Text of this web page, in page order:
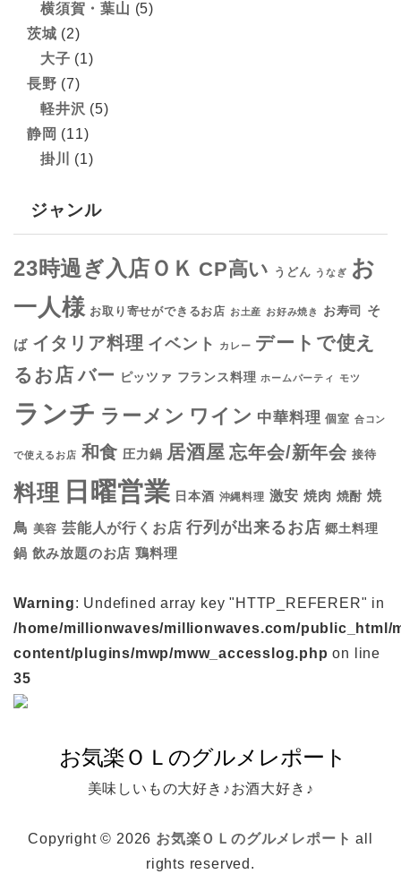
横須賀・葉山 (5)
茨城 (2)
大子 (1)
長野 (7)
軽井沢 (5)
静岡 (11)
掛川
(1)
ジャンル
23時過ぎ入店ＯＫ CP高い うどん うなぎ お
一人様 お取り寄せができるお店 お土産 お好み焼き お寿司 そ
ば イタリア料理 イベント カレー デートで使え
るお店 バー ピッツァ フランス料理 ホームパーティ モツ
ランチ ラーメン ワイン 中華料理 個室 合コン
で使えるお店 和食 圧力鍋 居酒屋 忘年会/新年会 接待
料理 日曜営業 日本酒 沖縄料理 激安 焼肉 焼酎 焼
鳥 美容 芸能人が行くお店 行列が出来るお店 郷土料理
鍋 飲み放題のお店 鶏料理
Warning: Undefined array key "HTTP_REFERER" in
/home/millionwaves/millionwaves.com/public_html/
content/plugins/mwp/mww_accesslog.php on line
35
美味しいもの大好き♪お酒大好き♪
Copyright © 2026 お気楽ＯＬのグルメレポート all
rights reserved.